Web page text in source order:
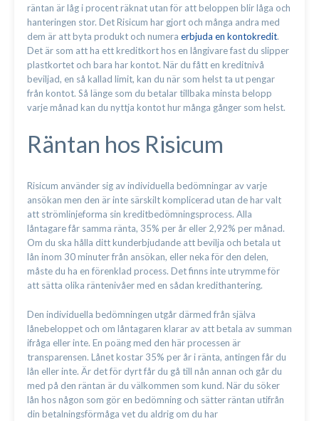
räntan är låg i procent räknat utan för att beloppen blir låga och
hanteringen stor. Det Risicum har gjort och många andra med
dem är att byta produkt och numera erbjuda en kontokredit.
Det är som att ha ett kreditkort hos en långivare fast du slipper
plastkortet och bara har kontot. När du fått en kreditnivå
beviljad, en så kallad limit, kan du när som helst ta ut pengar
från kontot. Så länge som du betalar tillbaka minsta belopp
varje månad kan du nyttja kontot hur många gånger som helst.
Räntan hos Risicum
Risicum använder sig av individuella bedömningar av varje
ansökan men den är inte särskilt komplicerad utan de har valt
att strömlinjeforma sin kreditbedömningsprocess. Alla
låntagare får samma ränta, 35% per år eller 2,92% per månad.
Om du ska hålla ditt kunderbjudande att bevilja och betala ut
lån inom 30 minuter från ansökan, eller neka för den delen,
måste du ha en förenklad process. Det finns inte utrymme för
att sätta olika räntenivåer med en sådan kredithantering.
Den individuella bedömningen utgår därmed från själva
lånebeloppet och om låntagaren klarar av att betala av summan
ifråga eller inte. En poäng med den här processen är
transparensen. Lånet kostar 35% per år i ränta, antingen får du
lån eller inte. Är det för dyrt får du gå till nån annan och går du
med på den räntan är du välkommen som kund. När du söker
lån hos någon som gör en bedömning och sätter räntan utifrån
din betalningsförmåga vet du aldrig om du har